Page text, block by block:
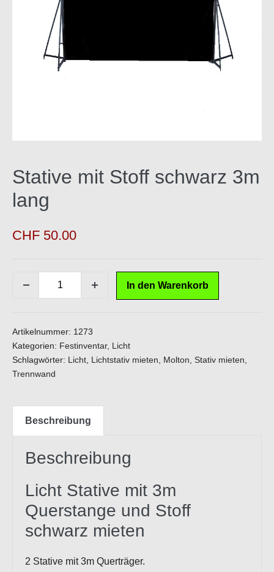
Stative mit Stoff schwarz 3m
lang
CHF 50.00
Stative
mit
schwarz
3m
lang
Menge
In den Warenkorb
Artikelnummer: 1273
Kategorien: Festinventar, Licht
Schlagwörter: Licht, Lichtstativ mieten, Molton, Stativ mieten,
Trennwand
Beschreibung
Beschreibung
Licht Stative mit 3m
Querstange und Stoff
schwarz mieten
2 Stative mit 3m Querträger.